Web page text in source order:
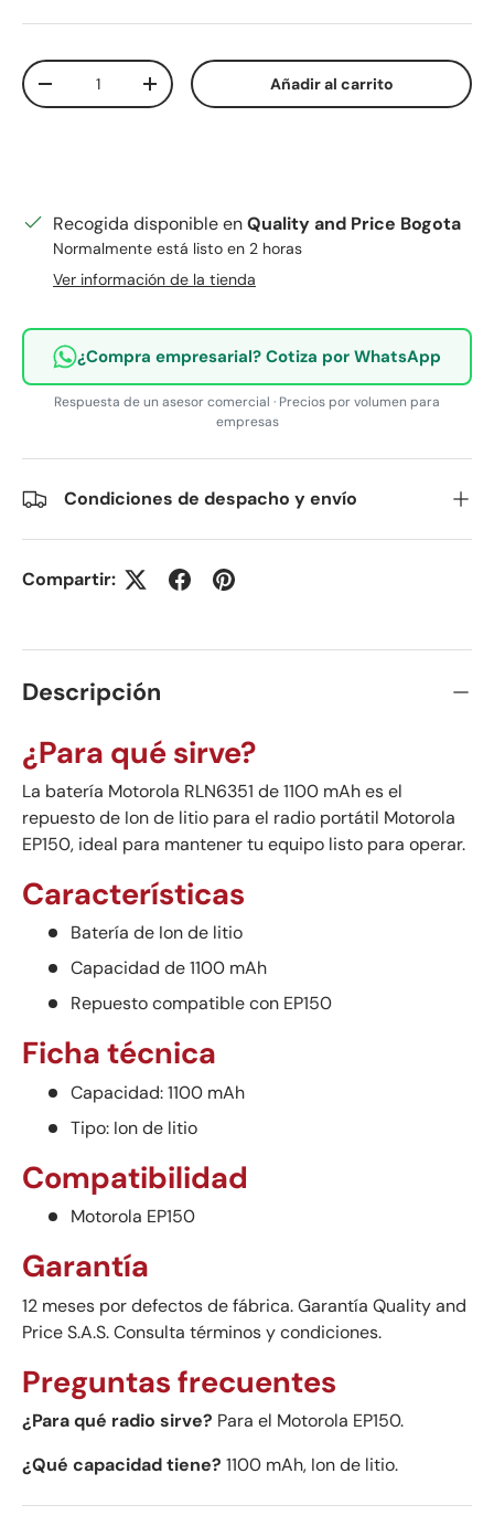
Cant.
Disminuir cantidadAumentar la cantidadAñadir al carrito
Recogida disponible enQuality and Price Bogota
Normalmente está listo en 2 horas
Ver información de la tienda
¿Compra empresarial? Cotiza por WhatsApp
Respuesta de un asesor comercial · Precios por volumen para
empresas
Condiciones de despacho y envío
Compartir:
Descripción
¿Para qué sirve?
La batería Motorola RLN6351 de 1100 mAh es el
repuesto de Ion de litio para el radio portátil Motorola
EP150, ideal para mantener tu equipo listo para operar.
Características
Batería de Ion de litio
Capacidad de 1100 mAh
Repuesto compatible con EP150
Ficha técnica
Capacidad: 1100 mAh
Tipo: Ion de litio
Compatibilidad
Motorola EP150
Garantía
12 meses por defectos de fábrica. Garantía Quality and
Price S.A.S. Consulta términos y condiciones.
Preguntas frecuentes
¿Para qué radio sirve? Para el Motorola EP150.
¿Qué capacidad tiene? 1100 mAh, Ion de litio.